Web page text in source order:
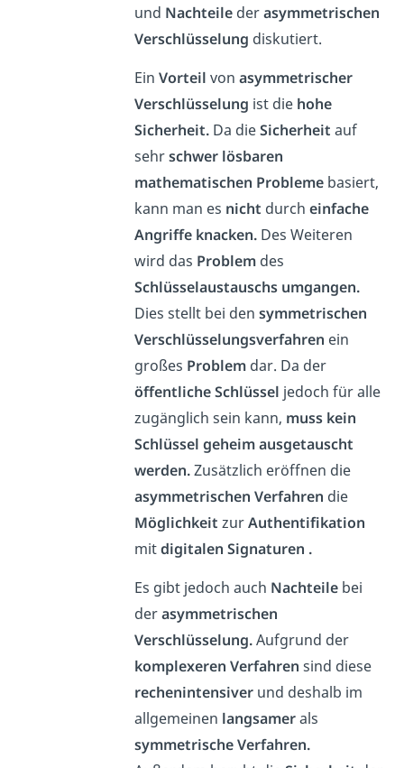
und Nachteile derasymmetrischen
Verschlüsselung diskutiert.
EinVorteil vonasymmetrischer
Verschlüsselung ist die hohe
Sicherheit. Da dieSicherheit auf
sehrschwer lösbaren
mathematischen Probleme basiert,
kann man es nicht durcheinfache
Angriffe knacken. Des Weiteren
wird das Problem des
Schlüsselaustauschs umgangen.
Dies stellt bei densymmetrischen
Verschlüsselungsverfahren ein
großes Problem dar. Da der
öffentlicheSchlüssel jedoch für alle
zugänglich sein kann, muss kein
Schlüssel geheim ausgetauscht
werden.Zusätzlich eröffnen die
asymmetrischen Verfahren die
Möglichkeit zurAuthentifikation
mitdigitalen Signaturen .
Es gibt jedoch auch Nachteile bei
derasymmetrischen
Verschlüsselung.Aufgrund der
komplexeren Verfahren sind diese
rechenintensiver und deshalb im
allgemeinen langsamerals
symmetrische Verfahren.